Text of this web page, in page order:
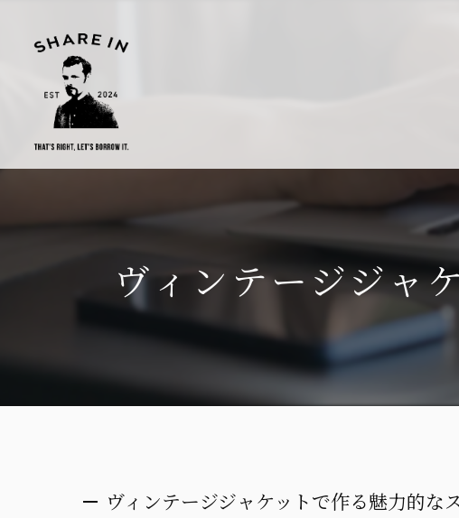
ヴィンテージジャ
ヴィンテージジャケットで作る魅力的な